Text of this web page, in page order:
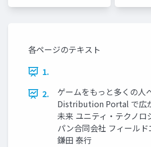
各ページのテキスト
1.
2.
ゲームをもっと多くの人
Distribution Portal で広
未来 ユニティ・テクノロ
パン合同会社 フィール
鎌田 泰行